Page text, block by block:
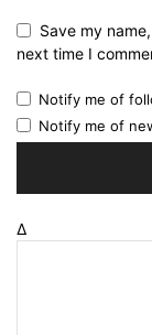
Save my
next time I
Notify me of
Notify me of
Δ